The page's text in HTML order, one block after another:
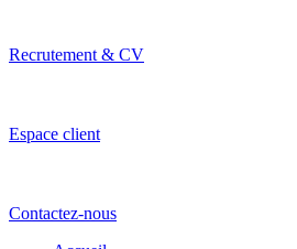
Recrutement & CV
Espace client
Contactez-nous